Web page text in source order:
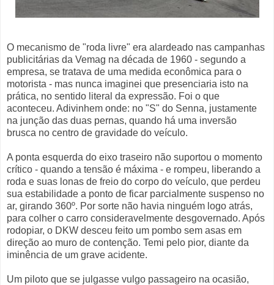
O mecanismo de "roda livre" era alardeado nas campanhas
publicitárias da Vemag na década de 1960 - segundo a
empresa, se tratava de uma medida econômica para o
motorista - mas nunca imaginei que presenciaria isto na
prática, no sentido literal da expressão. Foi o que
aconteceu. Adivinhem onde: no "S" do Senna, justamente
na junção das duas pernas, quando há uma inversão
brusca no centro de gravidade do veículo.
A ponta esquerda do eixo traseiro não suportou o momento
crítico - quando a tensão é máxima - e rompeu, liberando a
roda e suas lonas de freio do corpo do veículo, que perdeu
sua estabilidade a ponto de ficar parcialmente suspenso no
ar, girando 360º. Por sorte não havia ninguém logo atrás,
para colher o carro consideravelmente desgovernado. Após
rodopiar, o DKW desceu feito um pombo sem asas em
direção ao muro de contenção. Temi pelo pior, diante da
iminência de um grave acidente.
Um piloto que se julgasse vulgo passageiro na ocasião,